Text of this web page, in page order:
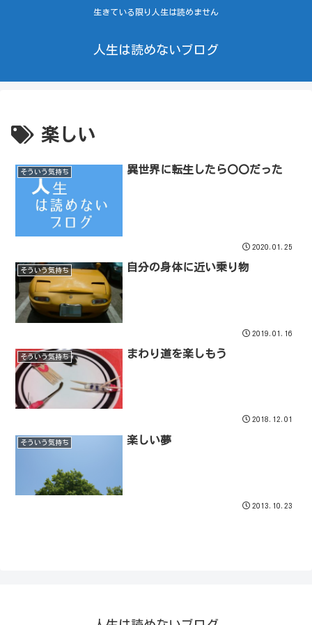
生きている限り人生は読めません
人生は読めないブログ
楽しい
そういう気持ち 異世界に転生したら〇〇だった
2020.01.25
そういう気持ち 自分の身体に近い乗り物
2019.01.16
そういう気持ち まわり道を楽しもう
2018.12.01
そういう気持ち 楽しい夢
2013.10.23